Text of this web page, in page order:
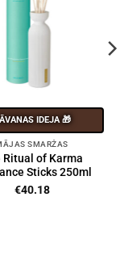
IDEJA 🎁
SMARŽAS
Ritual of Karma
Sticks 250ml
€40.18